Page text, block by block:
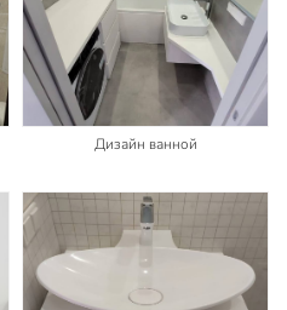
Дизайн ванной